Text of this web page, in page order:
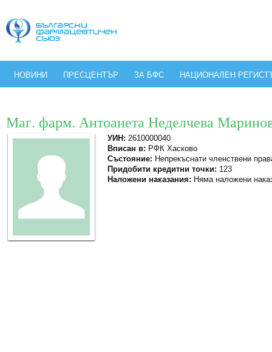
НОВИНИ ПРЕСЦЕНТЪР ЗА БФС НАЦИОНАЛЕН
Маг. фарм. Антоанета Неделчева
УИН: 2610000040
Вписан в: РФК Хасково
Състояние: Непрекъснати членствени
Придобити кредитни точки: 123
Наложени наказания: Няма наложени